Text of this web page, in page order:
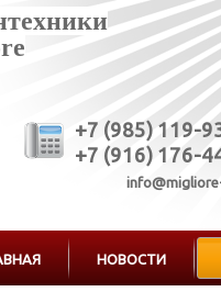
+7 (985) 119-
+7 (916) 176-
НОВОСТИ